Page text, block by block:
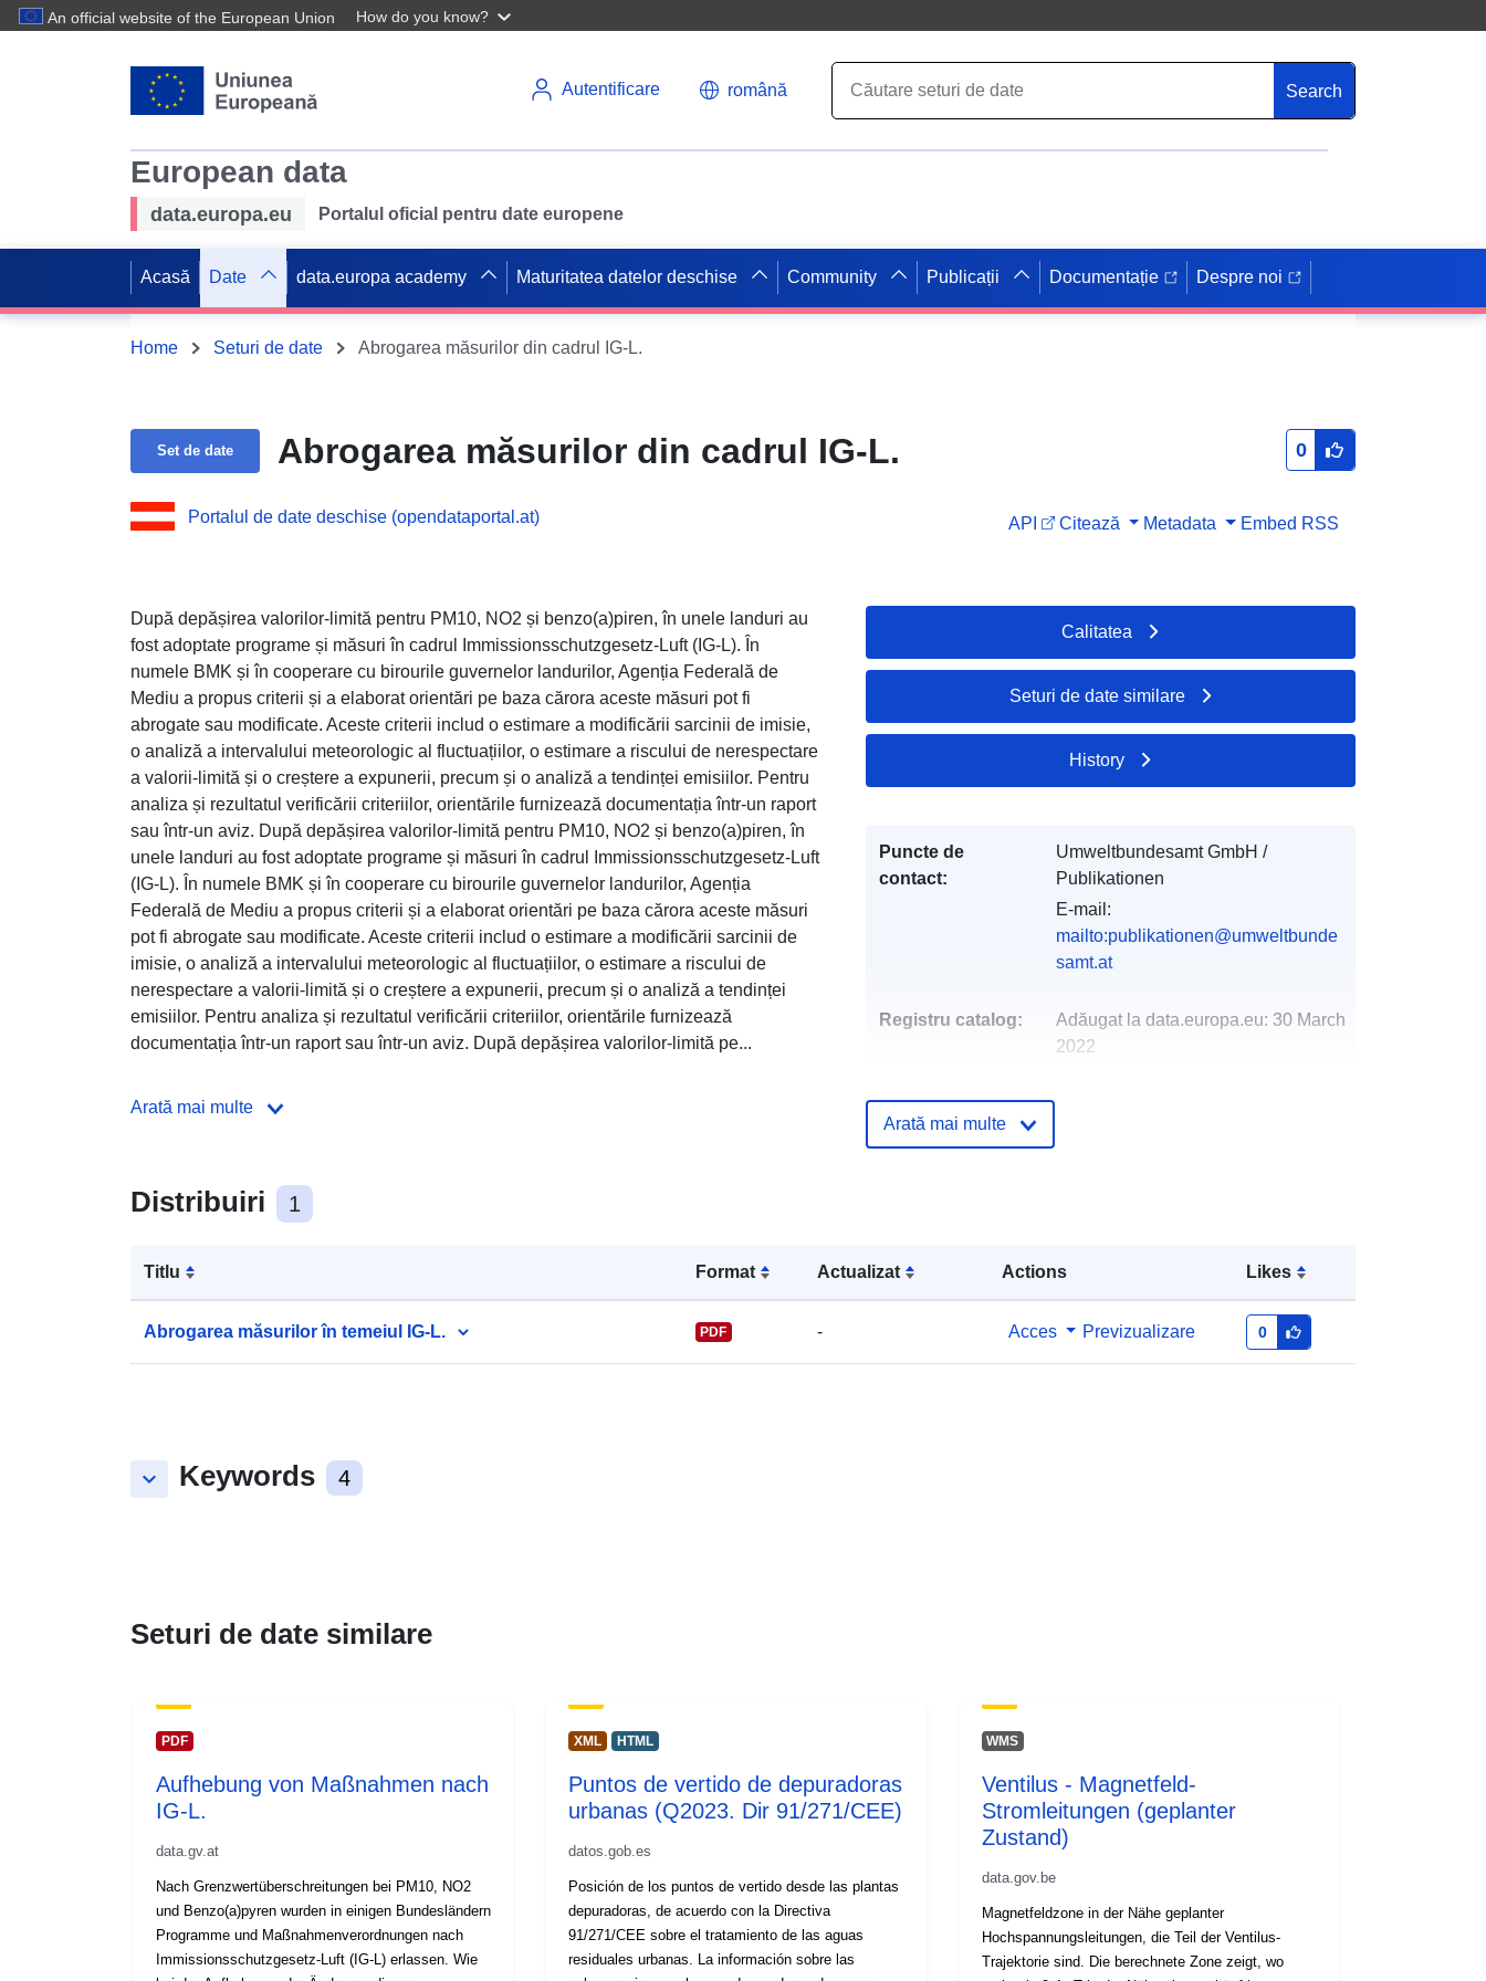
An official website of the European Union How do you know?
Autentificare română Search
European data
data.europa.eu Portalul oficial pentru date europene
Acasă Date data.europa academy Maturitatea datelor deschise Community Publicații Documentație Despre noi
Home Seturi de date Abrogarea măsurilor din cadrul IG-L.
Set de date Abrogarea măsurilor din cadrul IG-L. 0
Portalul de date deschise (opendataportal.at) API Citează Metadata Embed RSS
După depășirea valorilor-limită pentru PM10, NO2 și benzo(a)piren, în unele landuri au
fost adoptate programe și măsuri în cadrul Immissionsschutzgesetz-Luft (IG-L). În
numele BMK și în cooperare cu birourile guvernelor landurilor, Agenția Federală de
Mediu a propus criterii și a elaborat orientări pe baza cărora aceste măsuri pot fi
abrogate sau modificate. Aceste criterii includ o estimare a modificării sarcinii de imisie,
o analiză a intervalului meteorologic al fluctuațiilor, o estimare a riscului de nerespectare
a valorii-limită și o creștere a expunerii, precum și o analiză a tendinței emisiilor. Pentru
analiza și rezultatul verificării criteriilor, orientările furnizează documentația într-un raport
sau într-un aviz. După depășirea valorilor-limită pentru PM10, NO2 și benzo(a)piren, în
unele landuri au fost adoptate programe și măsuri în cadrul Immissionsschutzgesetz-Luft
(IG-L). În numele BMK și în cooperare cu birourile guvernelor landurilor, Agenția
Federală de Mediu a propus criterii și a elaborat orientări pe baza cărora aceste măsuri
pot fi abrogate sau modificate. Aceste criterii includ o estimare a modificării sarcinii de
imisie, o analiză a intervalului meteorologic al fluctuațiilor, o estimare a riscului de
nerespectare a valorii-limită și o creștere a expunerii, precum și o analiză a tendinței
emisiilor. Pentru analiza și rezultatul verificării criteriilor, orientările furnizează
documentația într-un raport sau într-un aviz. După depășirea valorilor-limită pe...
Arată mai multe
Distribuiri 1
Titlu Format Actualizat Actions Likes
Abrogarea măsurilor în temeiul IG-L. PDF - Acces Previzualizare 0
keyboard_arrow_down Keywords 4
Calitatea
Seturi de date similare
History
Puncte de
contact:
Umweltbundesamt GmbH /
Publikationen
E-mail:
mailto:publikationen@umweltbunde
samt.at
Registru catalog: Adăugat la data.europa.eu: 30 March
2022
Arată mai multe
Seturi de date similare
PDF
Aufhebung von Maßnahmen nach
IG-L.
data.gv.at
Nach Grenzwertüberschreitungen bei PM10, NO2
und Benzo(a)pyren wurden in einigen Bundesländern
Programme und Maßnahmenverordnungen nach
Immissionsschutzgesetz-Luft (IG-L) erlassen. Wie
XML HTML
Puntos de vertido de depuradoras
urbanas (Q2023. Dir 91/271/CEE)
datos.gob.es
Posición de los puntos de vertido desde las plantas
depuradoras, de acuerdo con la Directiva
91/271/CEE sobre el tratamiento de las aguas
residuales urbanas. La información sobre las
WMS
Ventilus - Magnetfeld-
Stromleitungen (geplanter
Zustand)
data.gov.be
Magnetfeldzone in der Nähe geplanter
Hochspannungsleitungen, die Teil der Ventilus-
Trajektorie sind. Die berechnete Zone zeigt, wo